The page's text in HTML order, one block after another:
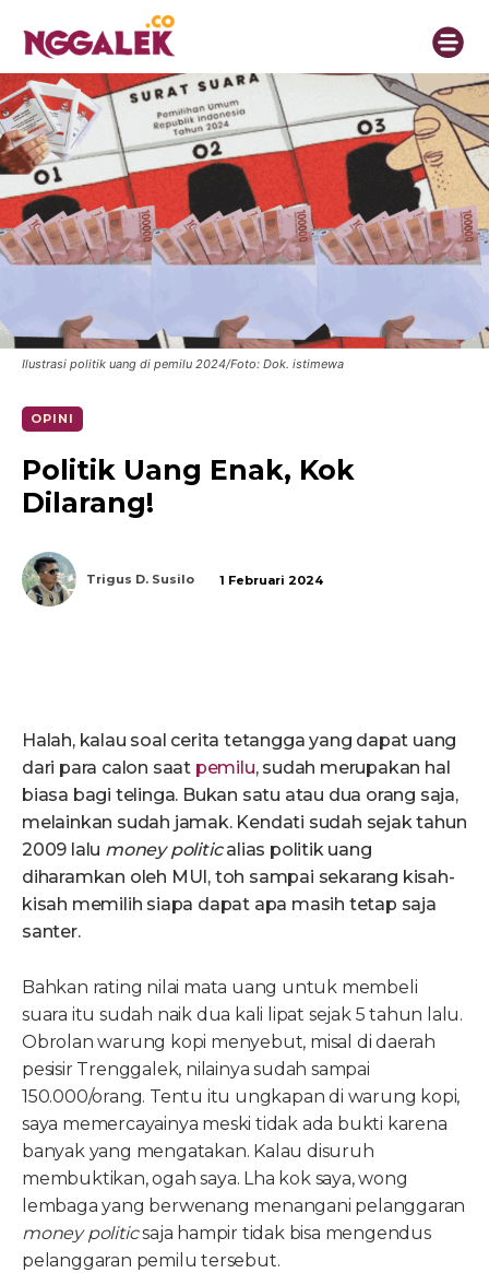
Ilustrasi politik uang di pemilu 2024/Foto: Dok. istimewa
OPINI
Politik Uang Enak, Kok
Dilarang!
Trigus D. Susilo 1 Februari 2024
Halah, kalau soal cerita tetangga yang dapat uang
dari para calon saat pemilu, sudah merupakan hal
biasa bagi telinga. Bukan satu atau dua orang saja,
melainkan sudah jamak. Kendati sudah sejak tahun
2009 lalu money politicalias politik uang
diharamkan oleh MUI, toh sampai sekarang kisah-
kisah memilih siapa dapat apa masih tetap saja
santer.
Bahkan rating nilai mata uang untuk membeli
suara itu sudah naik dua kali lipat sejak 5 tahun lalu.
Obrolan warung kopi menyebut, misal di daerah
pesisir Trenggalek, nilainya sudah sampai
150.000/orang. Tentu itu ungkapan di warung kopi,
saya memercayainya meski tidak ada bukti karena
banyak yang mengatakan. Kalau disuruh
membuktikan, ogah saya. Lha kok saya, wong
lembaga yang berwenang menangani pelanggaran
money politicsaja hampir tidak bisa mengendus
pelanggaran pemilu tersebut.